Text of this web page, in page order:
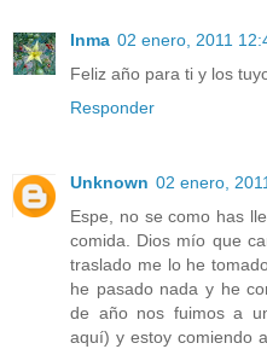
Inma 02 enero, 2011
Feliz año para ti y los
Responder
Unknown 02 enero,
Espe, no se como has
comida. Dios mío que
traslado me lo he
he pasado nada y he
de año nos fuimos a
aquí) y estoy comiendo